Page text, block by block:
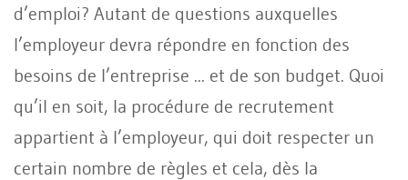
d’emploi? Autant de questions auxquelles
l’employeur devra répondre en fonction des
besoins de l’entreprise ... et de son budget. Quoi
qu’il en soit, la procédure de recrutement
appartient à l’employeur, qui doit respecter un
certain nombre de règles et cela, dès la